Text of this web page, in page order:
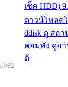
เช็ค HDD)
ดาวน์โหลด
ddisk ดู สถ
คอมพัง ดูฮา
ด้